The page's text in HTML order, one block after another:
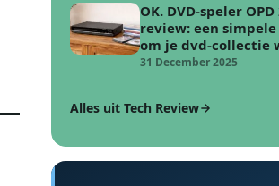
OK. DVD-speler OPD
review: een
om je dvd-collectie
leven te wekken
31 December 2025
Alles uit Tech Review